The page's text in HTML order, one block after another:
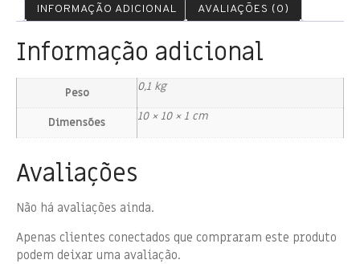
INFORMAÇÃO ADICIONAL AVALIAÇÕES (0)
Informação adicional
Peso 0,1 kg
Dimensões 10 × 10 × 1 cm
Avaliações
Não há avaliações ainda.
Apenas clientes conectados que compraram este produto
podem deixar uma avaliação.